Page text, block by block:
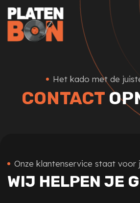
Het kado met de
CONTACT
Onze klantenservice staat voor
WIJ HELPEN JE